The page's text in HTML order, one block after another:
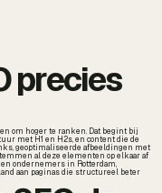
precies
om hoger te ranken. Dat begint bij
met H1 en H2s, en content die de
geoptimaliseerde afbeeldingen met
al deze elementen op elkaar af
ondernemers in Rotterdam,
aan paginas die structureel beter